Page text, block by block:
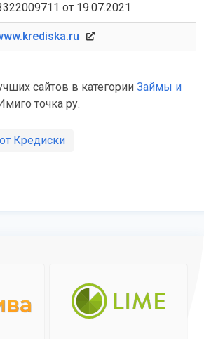
от 19.07.2021
сайтов в категории Займы и
точка ру.
Кредиски